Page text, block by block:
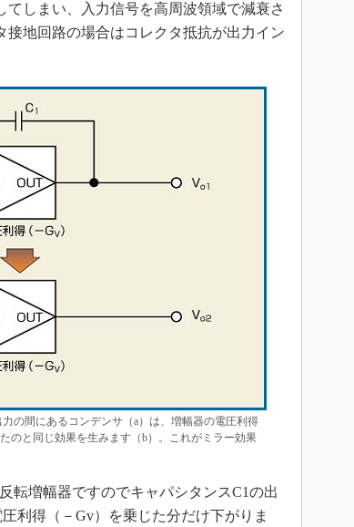
しまい、入力信号を高周波領域で減衰さ
地回路の場合はコレクタ抵抗が出力イン
の間にあるコンデンサ（a）は、増幅器の電圧利得
のと同じ効果を生みます（b）。これがミラー効果
転増幅器ですのでキャパシタンスC1の出
利得（－Gv）を乗じた分だけ下がりま